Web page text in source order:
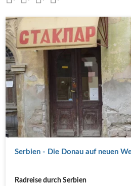
Serbien - Die Donau auf neuen
Radreise durch Serbien